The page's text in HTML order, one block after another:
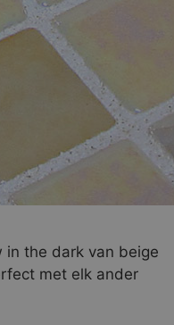
in the dark van beige
met elk ander